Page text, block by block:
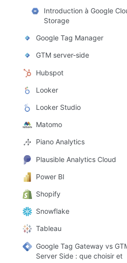
Introduction à Google
Storage
Google Tag Manager
GTM server-side
Hubspot
Looker
Looker Studio
Matomo
Piano Analytics
Plausible Analytics Cloud
Power BI
Shopify
Snowflake
Tableau
Google Tag Gateway vs
Server Side : que choisir et